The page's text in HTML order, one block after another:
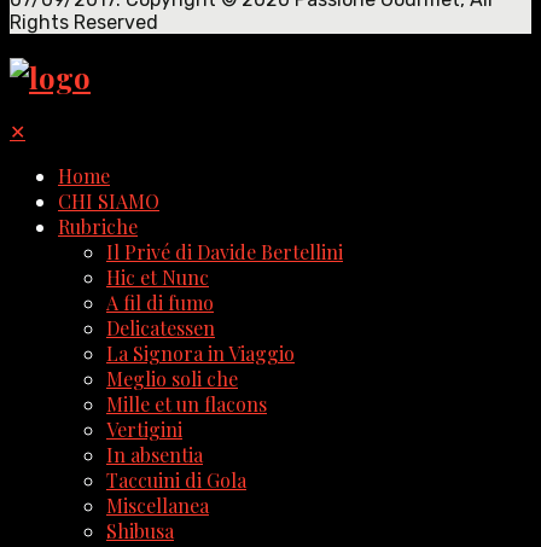
Rights Reserved
✕
Home
CHI SIAMO
Rubriche
Il Privé di Davide Bertellini
Hic et Nunc
A fil di fumo
Delicatessen
La Signora in Viaggio
Meglio soli che
Mille et un flacons
Vertigini
In absentia
Taccuini di Gola
Miscellanea
Shibusa